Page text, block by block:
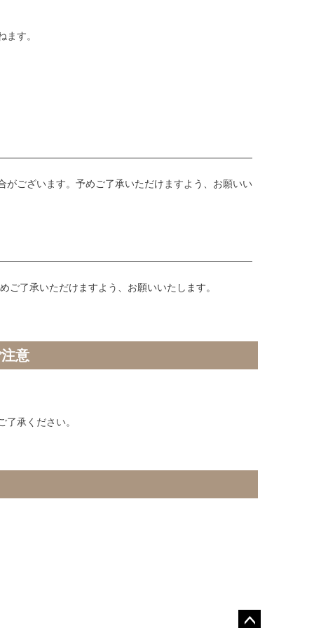
す。
ございます。予めご了承いただけますよう、お願いい
了承いただけますよう、お願いいたします。
意
承ください。